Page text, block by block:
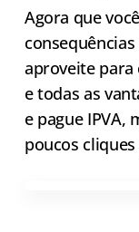
Agora que
aproveite para
e todas as
e pague IPVA,
poucos